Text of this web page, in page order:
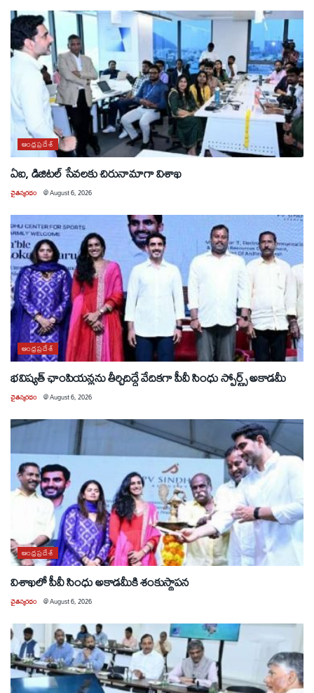
ఆంధ్రప్రదేశ్
ఏఐ, డిజిటల్ సేవలకు చిరునామాగా విశాఖ
చైతన్యరధం @August 6, 2026
ఆంధ్రప్రదేశ్
భవిష్యత్ ఛాంపియన్లను తీర్చిదిద్దే వేదికగా పీవీ సింధు స్పోర్ట్స్ అకాడమీ
చైతన్యరధం @August 6, 2026
ఆంధ్రప్రదేశ్
విశాఖలో పీవీ సింధు అకాడమీకి శంకుస్థాపన
చైతన్యరధం @August 6, 2026